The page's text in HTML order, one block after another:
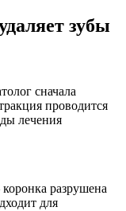
зубы
сначала
проводится
лечения
разрушена
для